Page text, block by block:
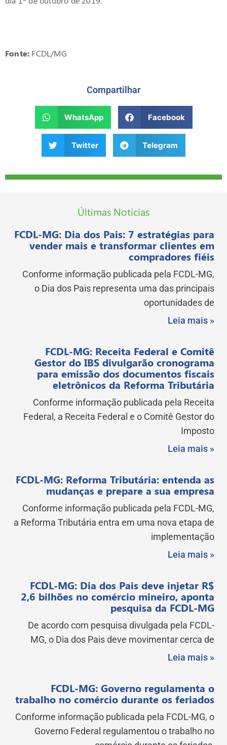
Fonte: FCDL/MG
Compartilhar
WhatsApp Facebook
Twitter Telegram
Últimas Notícias
FCDL-MG: Dia dos Pais: 7 estratégias para
vender mais e transformar clientes em
compradores fiéis
Conforme informação publicada pela FCDL-MG,
o Dia dos Pais representa uma das principais
oportunidades de
Leia mais »
FCDL-MG: Receita Federal e Comitê
Gestor do IBS divulgarão cronograma
para emissão dos documentos fiscais
eletrônicos da Reforma Tributária
Conforme informação publicada pela Receita
Federal, a Receita Federal e o Comitê Gestor do
Imposto
Leia mais »
FCDL-MG: Reforma Tributária: entenda as
mudanças e prepare a sua empresa
Conforme informação publicada pela FCDL-MG,
a Reforma Tributária entra em uma nova etapa de
implementação
Leia mais »
FCDL-MG: Dia dos Pais deve injetar R$
2,6 bilhões no comércio mineiro, aponta
pesquisa da FCDL-MG
De acordo com pesquisa divulgada pela FCDL-
MG, o Dia dos Pais deve movimentar cerca de
Leia mais »
FCDL-MG: Governo regulamenta o
trabalho no comércio durante os feriados
Conforme informação publicada pela FCDL-MG, o
Governo Federal regulamentou o trabalho no